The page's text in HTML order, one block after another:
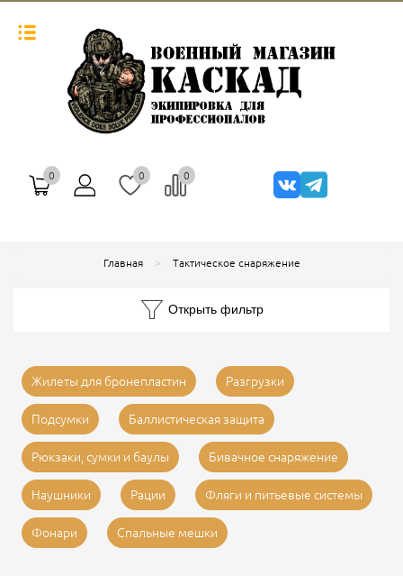
0 0 0
Главная Тактическое снаряжение
Открыть фильтр
Жилеты для бронепластин Разгрузки
Подсумки Баллистическая защита
Рюкзаки, сумки и баулы Бивачное снаряжение
Наушники Рации Фляги и питьевые системы
Фонари Спальные мешки